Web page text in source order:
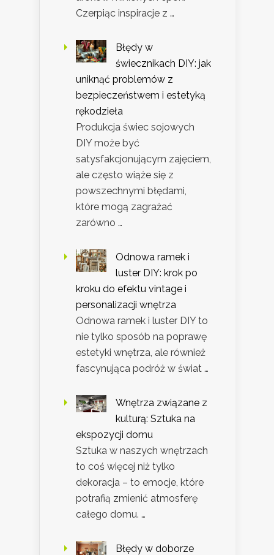
Czerpiąc inspiracje z …
Błędy w
świecznikach DIY: jak
uniknąć problemów z
bezpieczeństwem i estetyką
rękodzieła
Produkcja świec sojowych
DIY może być
satysfakcjonującym zajęciem,
ale często wiąże się z
powszechnymi błędami,
które mogą zagrażać
zarówno …
Odnowa ramek i
luster DIY: krok po
kroku do efektu vintage i
personalizacji wnętrza
Odnowa ramek i luster DIY to
nie tylko sposób na poprawę
estetyki wnętrza, ale również
fascynująca podróż w świat …
Wnętrza związane z
kulturą: Sztuka na
ekspozycji domu
Sztuka w naszych wnętrzach
to coś więcej niż tylko
dekoracja – to emocje, które
potrafią zmienić atmosferę
całego domu. …
Błędy w doborze